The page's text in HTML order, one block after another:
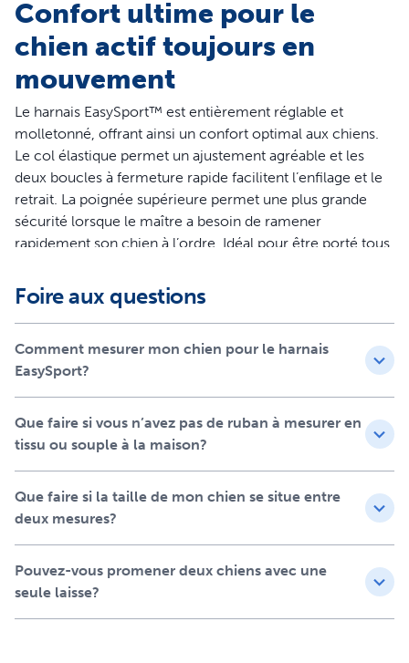
Confort ultime pour le
chien actif toujours en
mouvement
Le harnais EasySport™ est entièrement réglable et
molletonné, offrant ainsi un confort optimal aux chiens.
Le col élastique permet un ajustement agréable et les
deux boucles à fermeture rapide facilitent l’enfilage et le
retrait. La poignée supérieure permet une plus grande
sécurité lorsque le maître a besoin de ramener
rapidement son chien à l’ordre. Idéal pour être porté tous
profiter de la vie avec confort et style.
Caractéristiques
Capacité en eau – Disponible en capacités de 1,8 litre,
3,7 litres, 7,5 litres
écoulement par gravité permet à votre animal de
toujours rester hydraté pendant la journée et la nuit
Construction robuste – Le réservoir est en plastique
sans BPA durable et se verrouille en place pour éviter
les renversements et les débordements
Nettoyage facile – Se démonte pour un nettoyage
facile ; le bol en acier inoxydable est lavable au lave-
vaisselle
Foire aux questions
Comment mesurer mon chien pour le harnais
EasySport?
Que faire si vous n’avez pas de ruban à mesurer en
tissu ou souple à la maison?
Que faire si la taille de mon chien se situe entre
deux mesures?
Pouvez-vous promener deux chiens avec une
seule laisse?